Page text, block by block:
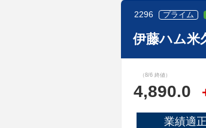
2296 プライム
伊藤ハム米
（8/6 終値）
4,890.0
業績適